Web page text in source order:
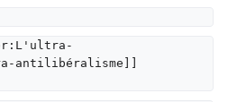
antilibéralisme]]